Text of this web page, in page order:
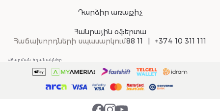
Դարձիր առաքիչ
Հանրային օֆերտա
Հաճախորդների սպասարկում88 11 +374 10 311 111
Վճարման եղանակներ